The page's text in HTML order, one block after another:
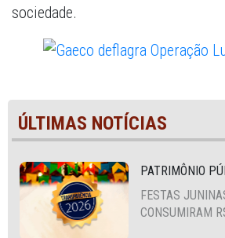
sociedade.
ÚLTIMAS NOTÍCIAS
PATRIMÔNIO
FESTAS
CONSUMIRAM